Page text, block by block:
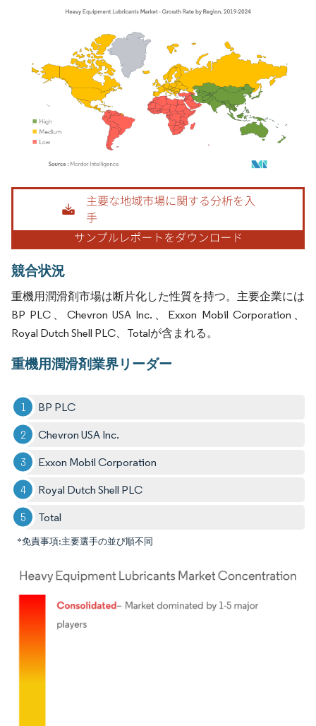
画像 © Mordor Intelligence。再利用にはCC BY 4.0の表示が必要です。
競合状況
重機用潤滑剤市場は断片化した性質を持つ。主要企業には
BP PLC、Chevron USA Inc.、Exxon Mobil Corporation、
Royal Dutch Shell PLC、Totalが含まれる。
重機用潤滑剤業界リーダー
BP PLC
Chevron USA Inc.
Exxon Mobil Corporation
Royal Dutch Shell PLC
Total
*免責事項:主要選手の並び順不同